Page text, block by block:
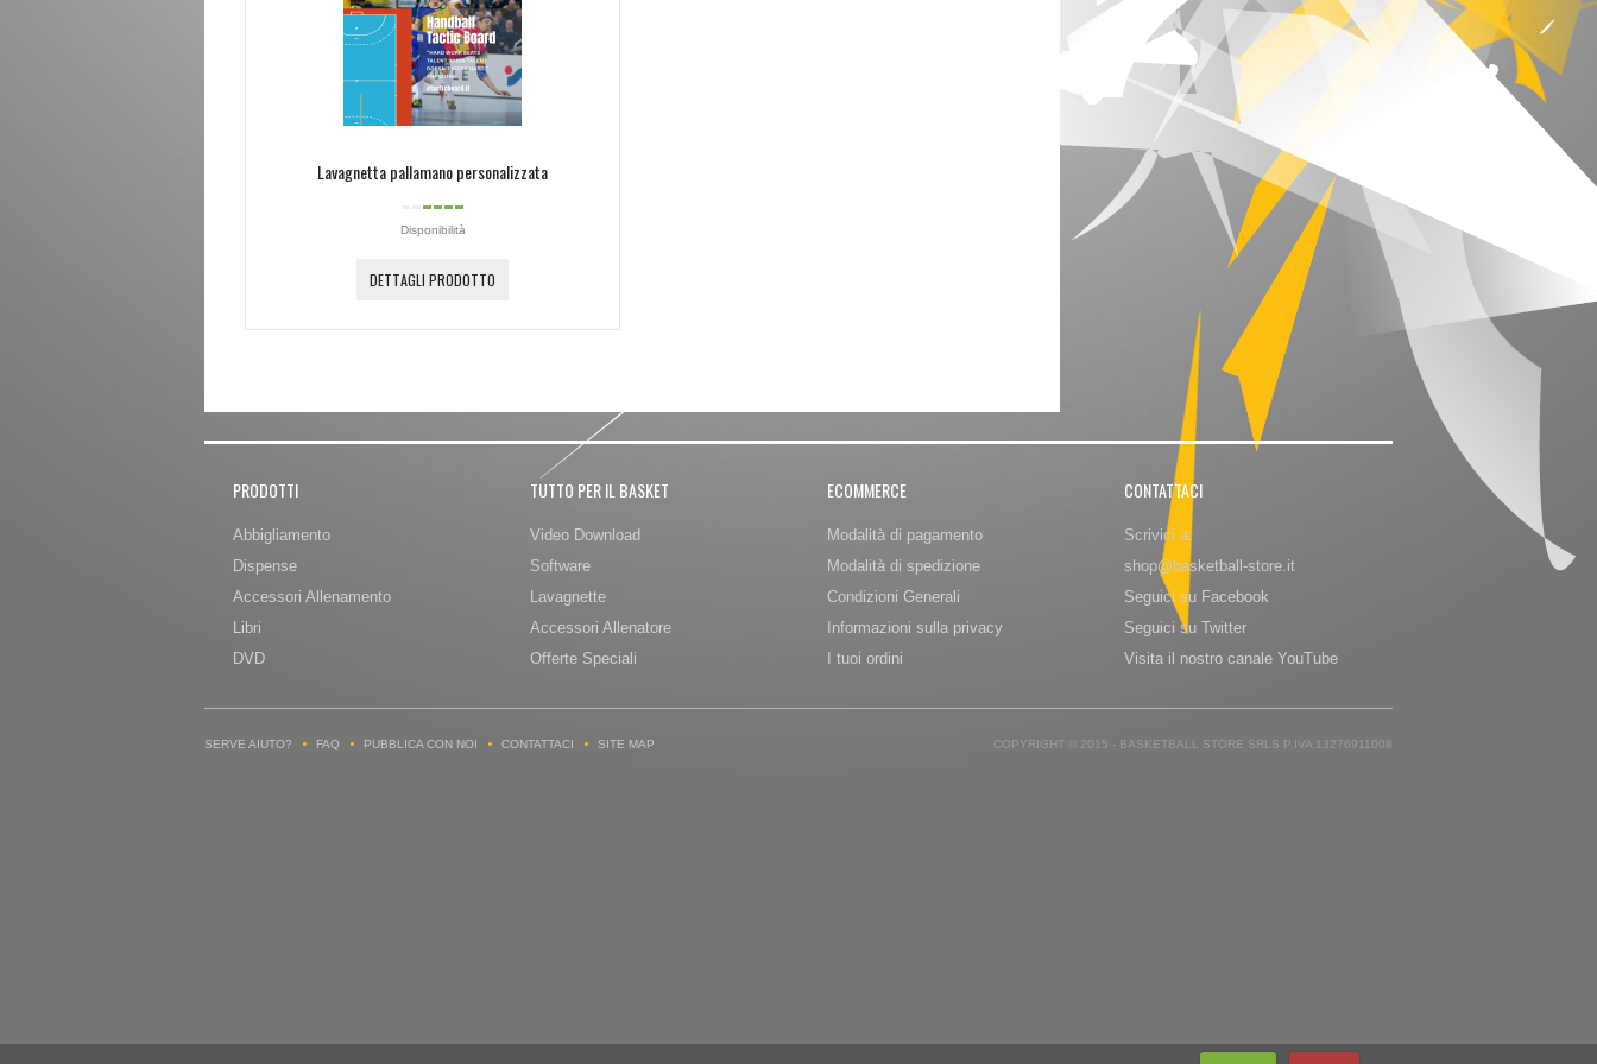
Lavagnetta pallamano personalizzata
Disponibilità
DETTAGLI PRODOTTO
PRODOTTI
Abbigliamento
Dispense
Accessori Allenamento
Libri
DVD
TUTTO PER IL BASKET
Video Download
Software
Lavagnette
Accessori Allenatore
Offerte Speciali
ECOMMERCE
Modalità di pagamento
Modalità di spedizione
Condizioni Generali
Informazioni sulla privacy
I tuoi ordini
CONTATTACI
Scrivici a:
shop@basketball-store.it
Seguici su Facebook
Seguici su Twitter
Visita il nostro canale YouTube
SERVE AIUTO? FAQ PUBBLICA CON NOI CONTATTACI SITE MAP COPYRIGHT © 2015 - BASKETBALL STORE SRLS P.IVA 13276911008